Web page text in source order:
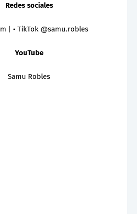
Redes sociales
| • TikTok @samu.robles
YouTube
Samu Robles